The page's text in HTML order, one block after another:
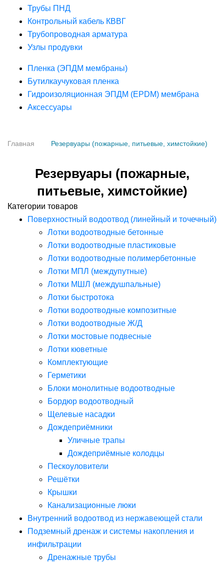
Трубы ПНД
Контрольный кабель КВВГ
Трубопроводная арматура
Узлы продувки
Пленка (ЭПДМ мембраны)
Бутилкаучуковая пленка
Гидроизоляционная ЭПДМ (EPDM) мембрана
Аксессуары
Главная Резервуары (пожарные, питьевые, химстойкие)
Резервуары (пожарные,
питьевые, химстойкие)
Категории товаров
Поверхностный водоотвод (линейный и точечный)
Лотки водоотводные бетонные
Лотки водоотводные пластиковые
Лотки водоотводные полимербетонные
Лотки МПЛ (междупутные)
Лотки МШЛ (междушпальные)
Лотки быстротока
Лотки водоотводные композитные
Лотки водоотводные Ж/Д
Лотки мостовые подвесные
Лотки кюветные
Комплектующие
Герметики
Блоки монолитные водоотводные
Бордюр водоотводный
Щелевые насадки
Дождеприёмники
Уличные трапы
Дождеприёмные колодцы
Пескоуловители
Решётки
Крышки
Канализационные люки
Внутренний водоотвод из нержавеющей стали
Подземный дренаж и системы накопления и
инфильтрации
Дренажные трубы